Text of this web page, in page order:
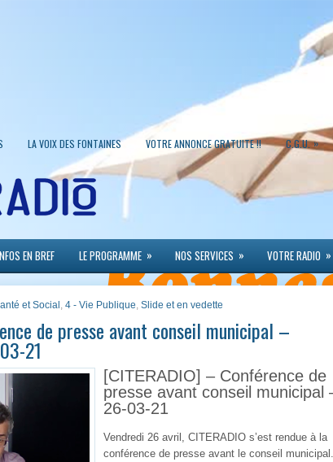
LA VOIX DES FONTAINES VOTRE ANNONCE GRATUITE !! C.G.U. »
EN BREF LE PROGRAMME » NOS SERVICES » VOTRE RADIO »
et Social , 4 - Vie Publique, Slide et en vedette
de presse avant conseil municipal –
21
[CITERADIO] – Conférence de
presse avant conseil municipal
26-03-21
Vendredi 26 avril, CITERADIO s’est rendue à la
conférence de presse avant le conseil municipal.